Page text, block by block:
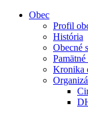
Obec
Profil
História
Obecné
Kronika